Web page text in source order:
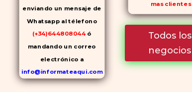
enviando un mensaje de
Whatsapp al télefono
(+34)644808044 ó
mandando un correo
electrónico a
info@informateaqui.com
Mientras que antes la
mas clientes
Todos los
negocios